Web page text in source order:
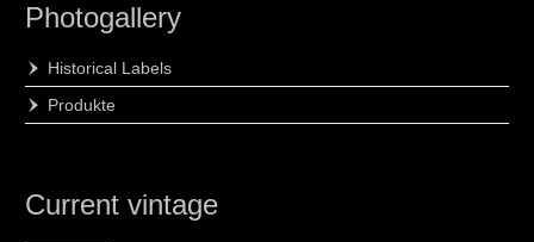
Photogallery
Historical Labels
Produkte
Current vintage